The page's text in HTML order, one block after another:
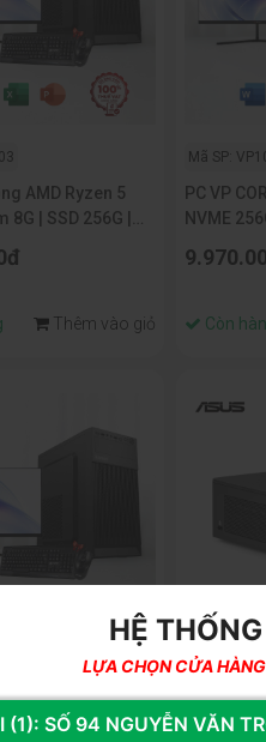
AMD Ryzen 5
Thêm vào giỏ
Mã SP:
PC VP
NVME
Còn
Core I3
16G | SSD 256G |
Mã SP:
MÁY TÍNH
ASUS
HỆ
LỰA CHỌN CỬA
(1): SỐ 94 NGUYỄN VĂN